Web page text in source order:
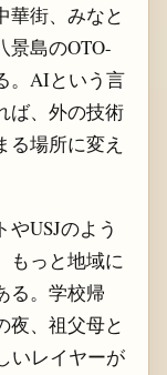
華街、みなと
景島のOTO-
。AIという言
ば、外の技術
る場所に変え
USJのよう
もっと地域に
る。学校帰
夜、祖父母と
いレイヤーが